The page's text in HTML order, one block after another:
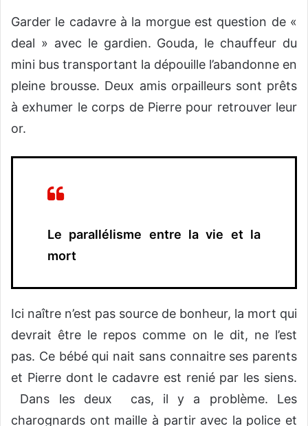
Garder le cadavre à la morgue est question de «
deal » avec le gardien. Gouda, le chauffeur du
mini bus transportant la dépouille l’abandonne en
pleine brousse. Deux amis orpailleurs sont prêts
à exhumer le corps de Pierre pour retrouver leur
or.
Le parallélisme entre la vie et la
mort
Ici naître n’est pas source de bonheur, la mort qui
devrait être le repos comme on le dit, ne l’est
pas. Ce bébé qui nait sans connaitre ses parents
et Pierre dont le cadavre est renié par les siens.
Dans les deux cas, il y a problème. Les
charognards ont maille à partir avec la police et